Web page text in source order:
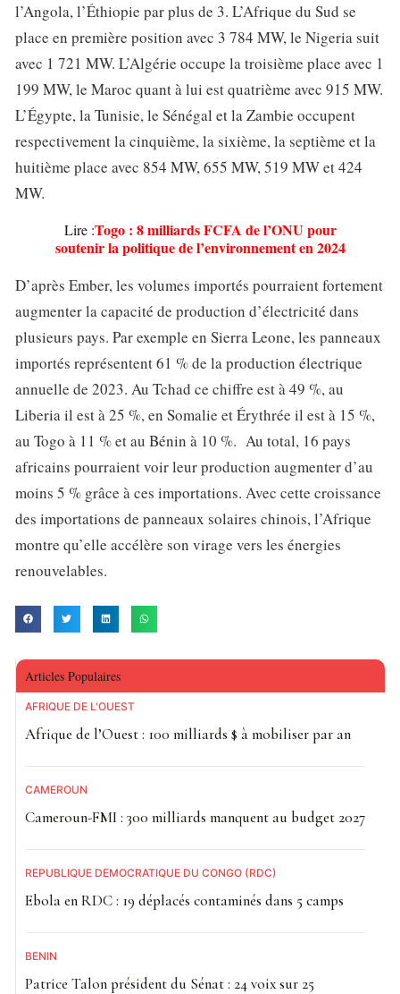
l’Angola, l’Éthiopie par plus de 3. L’Afrique du Sud se
place en première position avec 3 784 MW, le Nigeria suit
avec 1 721 MW. L’Algérie occupe la troisième place avec 1
199 MW, le Maroc quant à lui est quatrième avec 915 MW.
L’Égypte, la Tunisie, le Sénégal et la Zambie occupent
respectivement la cinquième, la sixième, la septième et la
huitième place avec 854 MW, 655 MW, 519 MW et 424
MW.
Lire :Togo : 8 milliards FCFA de l’ONU pour
soutenir la politique de l’environnement en 2024
D’après Ember, les volumes importés pourraient fortement
augmenter la capacité de production d’électricité dans
plusieurs pays. Par exemple en Sierra Leone, les panneaux
importés représentent 61 % de la production électrique
annuelle de 2023. Au Tchad ce chiffre est à 49 %, au
Liberia il est à 25 %, en Somalie et Érythrée il est à 15 %,
au Togo à 11 % et au Bénin à 10 %. Au total, 16 pays
africains pourraient voir leur production augmenter d’au
moins 5 % grâce à ces importations. Avec cette croissance
des importations de panneaux solaires chinois, l’Afrique
montre qu’elle accélère son virage vers les énergies
renouvelables.
Articles Populaires
AFRIQUE DE L'OUEST
Afrique de l’Ouest : 100 milliards $ à mobiliser par an
CAMEROUN
Cameroun-FMI : 300 milliards manquent au budget 2027
RÉPUBLIQUE DÉMOCRATIQUE DU CONGO (RDC)
Ebola en RDC : 19 déplacés contaminés dans 5 camps
BÉNIN
Patrice Talon président du Sénat : 24 voix sur 25